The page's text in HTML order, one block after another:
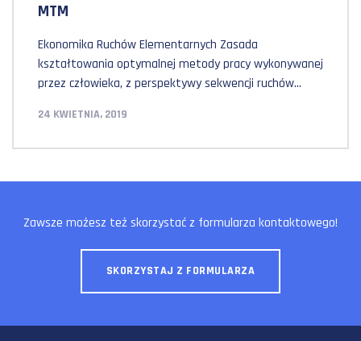
MTM
Ekonomika Ruchów Elementarnych Zasada
kształtowania optymalnej metody pracy wykonywanej
przez człowieka, z perspektywy sekwencji ruchów
Standaryzacja metod pracy zgodna z zasadami
jak najmniej czasochłonnych, wykonywanych
ekonomiki ruchów elementarnych z zasadami filozofii
24 KWIETNIA, 2019
Zawsze możesz też skorzystać z formularza kontaktowego!
SKORZYSTAJ Z FORMULARZA